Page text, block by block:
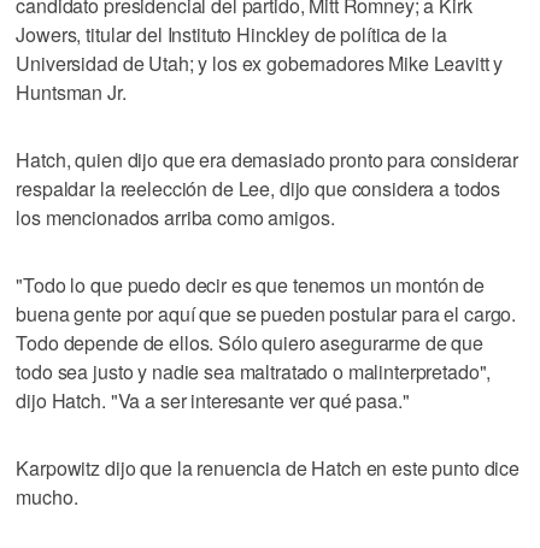
Jowers, titular del Instituto Hinckley de política de la
Universidad de Utah; y los ex gobernadores Mike Leavitt y
Huntsman Jr.
Hatch, quien dijo que era demasiado pronto para considerar
respaldar la reelección de Lee, dijo que considera a todos
los mencionados arriba como amigos.
"Todo lo que puedo decir es que tenemos un montón de
buena gente por aquí que se pueden postular para el cargo.
Todo depende de ellos. Sólo quiero asegurarme de que
todo sea justo y nadie sea maltratado o malinterpretado",
dijo Hatch. "Va a ser interesante ver qué pasa."
Karpowitz dijo que la renuencia de Hatch en este punto dice
mucho.